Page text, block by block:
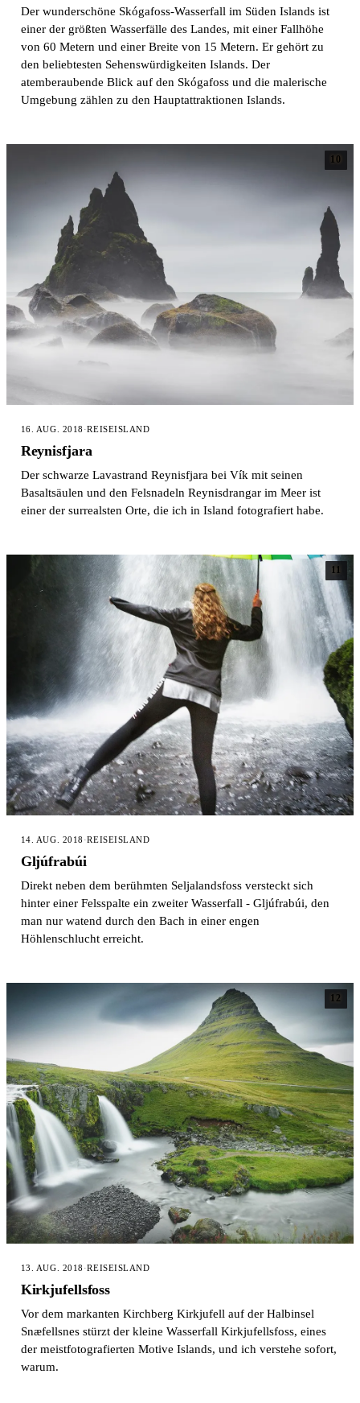
Der wunderschöne Skógafoss-Wasserfall im Süden Islands ist
einer der größten Wasserfälle des Landes, mit einer Fallhöhe
von 60 Metern und einer Breite von 15 Metern. Er gehört zu
den beliebtesten Sehenswürdigkeiten Islands. Der
atemberaubende Blick auf den Skógafoss und die malerische
Umgebung zählen zu den Hauptattraktionen Islands.
10
16. AUG. 2018 ·REISEISLAND
Reynisfjara
Der schwarze Lavastrand Reynisfjara bei Vík mit seinen
Basaltsäulen und den Felsnadeln Reynisdrangar im Meer ist
einer der surrealsten Orte, die ich in Island fotografiert habe.
11
14. AUG. 2018 ·REISEISLAND
Gljúfrabúi
Direkt neben dem berühmten Seljalandsfoss versteckt sich
hinter einer Felsspalte ein zweiter Wasserfall - Gljúfrabúi, den
man nur watend durch den Bach in einer engen
Höhlenschlucht erreicht.
12
13. AUG. 2018 ·REISEISLAND
Kirkjufellsfoss
Vor dem markanten Kirchberg Kirkjufell auf der Halbinsel
Snæfellsnes stürzt der kleine Wasserfall Kirkjufellsfoss, eines
der meistfotografierten Motive Islands, und ich verstehe sofort,
warum.